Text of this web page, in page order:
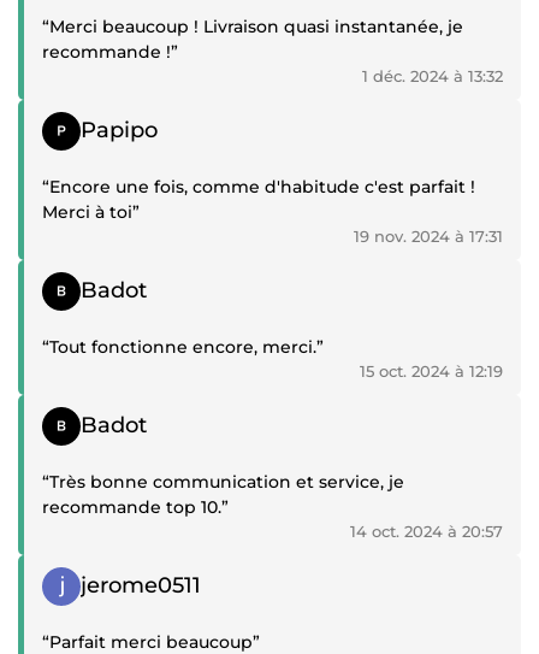
“Merci beaucoup ! Livraison quasi instantanée, je
recommande !”
1 déc. 2024 à 13:32
Témoignage positif
Papipo
“Encore une fois, comme d'habitude c'est parfait !
Merci à toi”
19 nov. 2024 à 17:31
Témoignage positif
Badot
“Tout fonctionne encore, merci.”
15 oct. 2024 à 12:19
Témoignage positif
Badot
“Très bonne communication et service, je
recommande top 10.”
14 oct. 2024 à 20:57
Témoignage positif
jerome0511
“Parfait merci beaucoup”